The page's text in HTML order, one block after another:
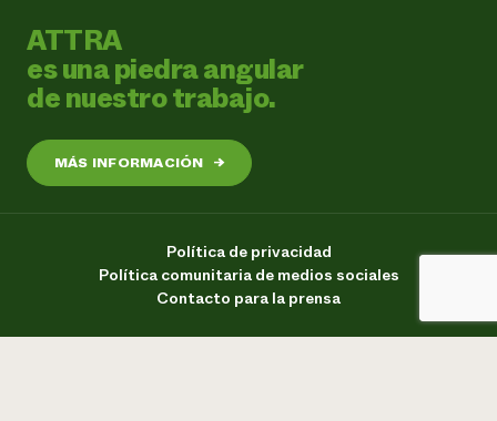
ATTRA
es una piedra angular
de nuestro trabajo.
MÁS INFORMACIÓN →
Política de privacidad
Política comunitaria de medios sociales
Contacto para la prensa